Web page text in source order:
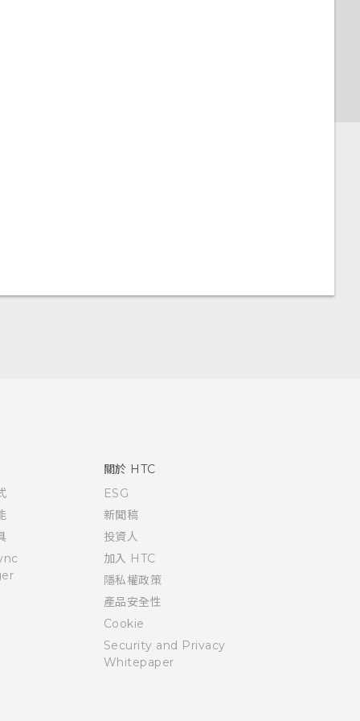
關於 HTC
ESG
新聞稿
投資人
加入 HTC
隱私權政策
產品安全性
Cookie
Security and Privacy
Whitepaper